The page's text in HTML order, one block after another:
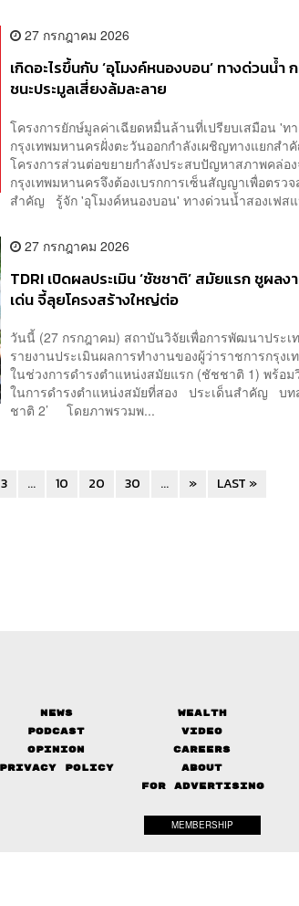
27 กรกฎาคม 2026
เกิดอะไรขึ้นกับ ‘อุโมงค์หนองบอน’ ทางด่วนน้
ชนะประมูลเสี่ยงล้มละลาย
โครงการยักษ์มูลค่าเฉียดหมื่นล้านที่เปรียบเสมือน 'ท
กรุงเทพมหานครฝั่งตะวันออกกำลังเผชิญทางแยกสำ
โครงการส่วนต่อขยายกำลังประสบปัญหาสภาพคล่อ
กรุงเทพมหานครจึงต้องเบรกการเซ็นสัญญาเพื่อตรว
สำคัญ รู้จัก 'อุโมงค์หนองบอน' ทางด่วนน้ำสองเฟส
27 กรกฎาคม 2026
TDRI เปิดผลประเมิน ‘ชัชชาติ’ สมัยแรก ชูผล
เด่น จี้ลุยโครงสร้างใหญ่ต่อ
วันนี้ (27 กรกฎาคม) สถาบันวิจัยเพื่อการพัฒนาประเท
รายงานประเมินผลการทำงานของผู้ว่าราชการกรุ
ในช่วงการดำรงตำแหน่งสมัยแรก (ชัชชาติ 1) พร้อม
ในการดำรงตำแหน่งสมัยที่สอง ประเด็นสำคัญ บท
ชาติ 2’ โดยภาพรวมพ...
3 ... 10 20 30 ... » LAST »
News Wealth
Podcast
Video
Opinion
Careers
Privacy Policy
About
FOR ADVERTISING
MEMBERSHIP